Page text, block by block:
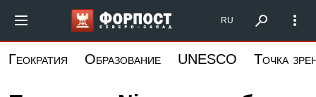
основному
Форпост Северо-Запад
RU
Геократия Образование UNESCO Точка